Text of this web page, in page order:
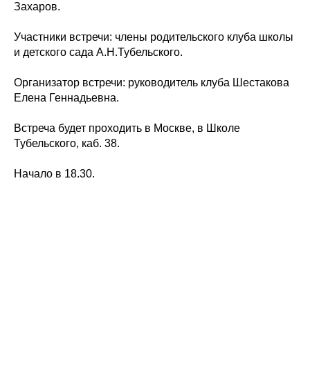
Захаров.
Участники встречи: члены родительского клуба школы
и детского сада А.Н.Тубельского.
Организатор встречи: руководитель клуба Шестакова
Елена Геннадьевна.
Встреча будет проходить в Москве, в Школе
Тубельского, каб. 38.
Начало в 18.30.